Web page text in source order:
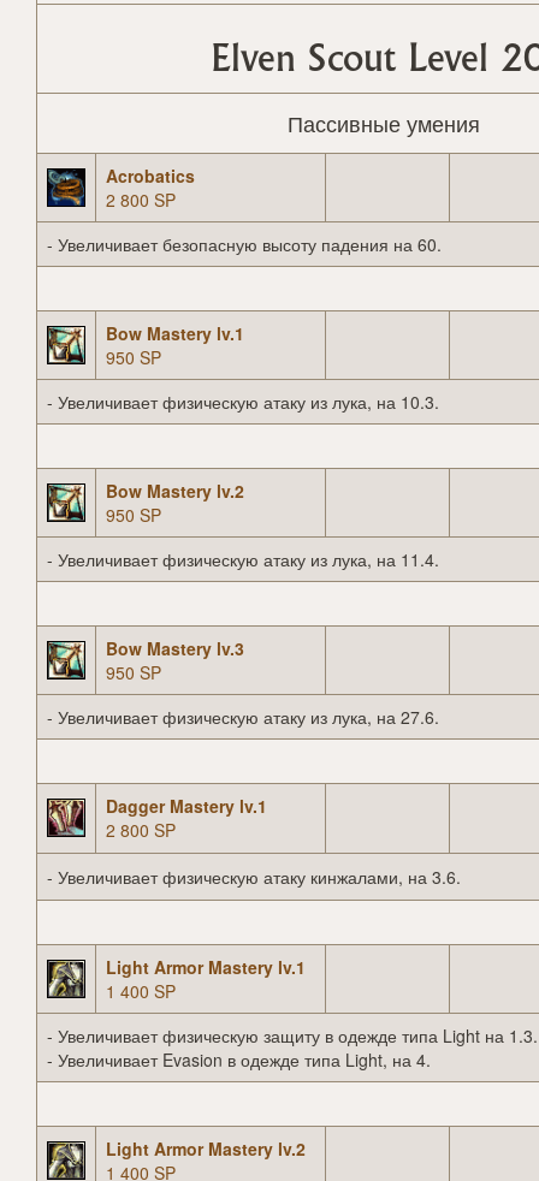
Elven Scout Level
Пассивные умения
Acrobatics
2 800 SP
- Увеличивает безопасную высоту падения на 60.
Bow Mastery lv.1
950 SP
- Увеличивает физическую атаку из лука, на 10.3.
Bow Mastery lv.2
950 SP
- Увеличивает физическую атаку из лука, на 11.4.
Bow Mastery lv.3
950 SP
- Увеличивает физическую атаку из лука, на 27.6.
Dagger Mastery lv.1
2 800 SP
- Увеличивает физическую атаку кинжалами, на 3.6.
Light Armor Mastery lv.1
1 400 SP
- Увеличивает физическую защиту в одежде типа Light на 1.3.
- Увеличивает Evasion в одежде типа Light, на 4.
Light Armor Mastery lv.2
1 400 SP